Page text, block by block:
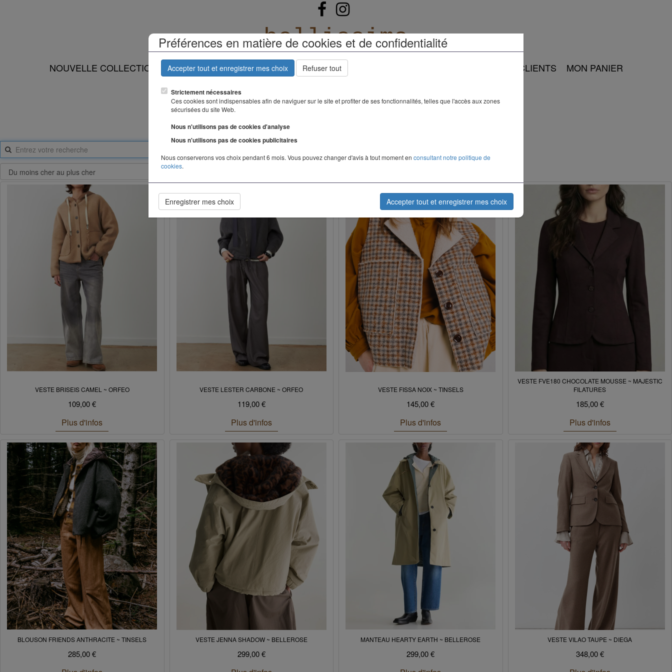
Préférences en matière de cookies et de confidentialité
Accepter tout et enregistrer mes choix Refuser tout
Strictement nécessaires
Ces cookies sont indispensables afin de naviguer sur le site et profiter de ses fonctionnalités, telles que l'accès aux zones
sécurisées du site Web.
Nous n'utilisons pas de cookies d'analyse
Nous n'utilisons pas de cookies publicitaires
Nous conserverons vos choix pendant 6 mois. Vous pouvez changer d'avis à tout moment en consultant notre politique de
cookies.
Enregistrer mes choix Accepter tout et enregistrer mes choix
bellissima
NOUVELLE COLLECTION LES CATÉGORIES COLLECTION ETE ESPACE CLIENTS MON PANIER
Vestes
On aura toujours la bonne occasion pour en porter une.
VESTE BRISEIS CAMEL ~ ORFEO
109,00 €
Plus d'infos
VESTE LESTER CARBONE ~ ORFEO
119,00 €
Plus d'infos
VESTE FISSA NOIX ~ TINSELS
145,00 €
Plus d'infos
VESTE FVE180 CHOCOLATE MOUSSE ~ MAJESTIC
FILATURES
185,00 €
Plus d'infos
BLOUSON FRIENDS ANTHRACITE ~ TINSELS
285,00 €
VESTE JENNA SHADOW ~ BELLEROSE
299,00 €
MANTEAU HEARTY EARTH ~ BELLEROSE
299,00 €
VESTE VILAO TAUPE ~ DIEGA
348,00 €